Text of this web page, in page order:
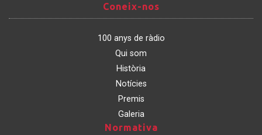
nos
Coneix-nos
100 anys de ràdio
Qui som
Història
Notícies
Premis
Galeria
Normativa